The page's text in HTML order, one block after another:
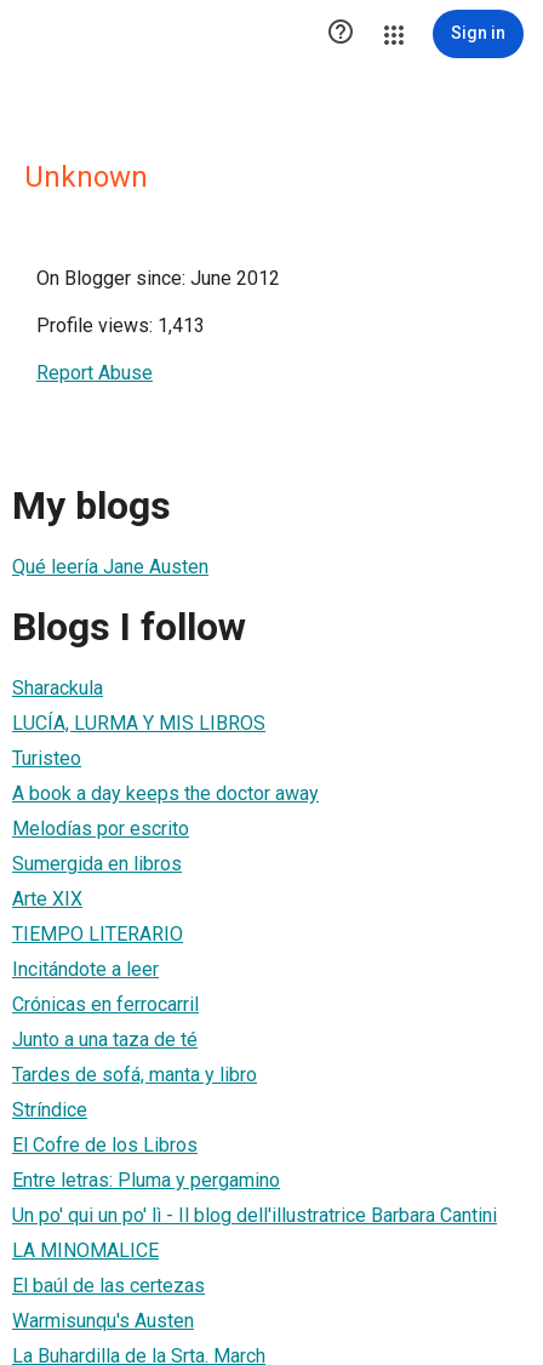
 Sign in
Unknown
On Blogger since: June 2012
Profile views: 1,413
Report Abuse
My blogs
Qué leería Jane Austen
Blogs I follow
Sharackula
LUCÍA, LURMA Y MIS LIBROS
Turisteo
A book a day keeps the doctor away
Melodías por escrito
Sumergida en libros
Arte XIX
TIEMPO LITERARIO
Incitándote a leer
Crónicas en ferrocarril
Junto a una taza de té
Tardes de sofá, manta y libro
Stríndice
El Cofre de los Libros
Entre letras: Pluma y pergamino
Un po' qui un po' lì - Il blog dell'illustratrice Barbara Cantini
LA MINOMALICE
El baúl de las certezas
Warmisunqu's Austen
La Buhardilla de la Srta. March